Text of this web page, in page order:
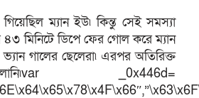
ম্যান ইউ৷ কিন্তু সেই সমস্যা
৪৩ মিনিটে ডিপে ফের গোল করে ম্যান
গালের ছেলেরা৷ এরপর অতিরিক্ত
_0x446d=